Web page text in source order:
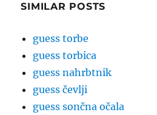
SIMILAR POSTS
guess torbe
guess torbica
guess nahrbtnik
guess čevlji
guess sončna očala